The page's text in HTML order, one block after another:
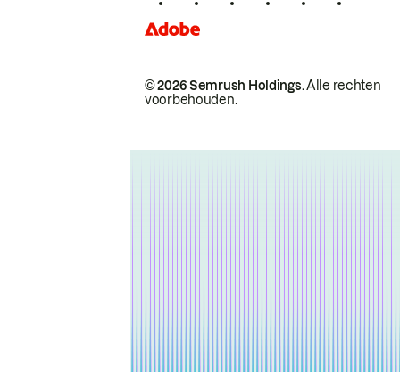
© 2026 Semrush Holdings.Alle rechten
voorbehouden.